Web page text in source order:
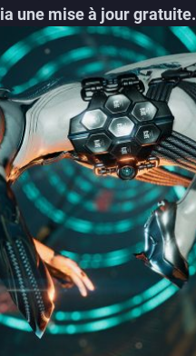
une mise à jour gratuite.